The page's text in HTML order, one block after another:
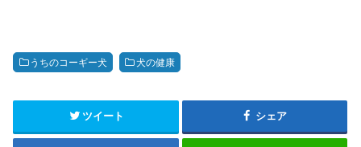
うちのコーギー犬 犬の健康
ツイート シェア